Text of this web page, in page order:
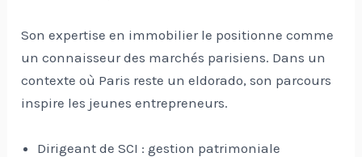
Son expertise en immobilier le positionne comme
un connaisseur des marchés parisiens. Dans un
contexte où Paris reste un eldorado, son parcours
inspire les jeunes entrepreneurs.
Dirigeant de SCI : gestion patrimoniale